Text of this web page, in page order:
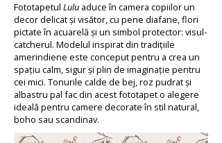
Fototapetul Lulu aduce în camera copiilor un
decor delicat și visător, cu pene diafane, flori
pictate în acuarelă și un simbol protector: visul-
catcherul. Modelul inspirat din tradițiile
amerindiene este conceput pentru a crea un
spațiu calm, sigur și plin de imaginație pentru
cei mici. Tonurile calde de bej, roz pudrat și
albastru pal fac din acest fototapet o alegere
ideală pentru camere decorate în stil natural,
boho sau scandinav.